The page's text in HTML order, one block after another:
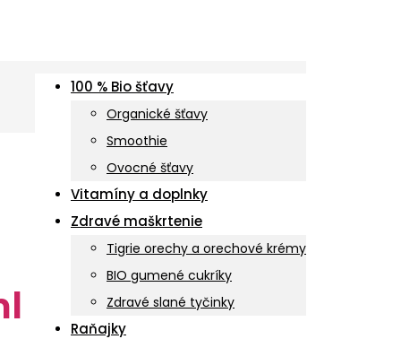
100 % Bio šťavy
Organické šťavy
Smoothie
Ovocné šťavy
Vitamíny a doplnky
Zdravé maškrtenie
Tigrie orechy a orechové krémy
BIO gumené cukríky
Zdravé slané tyčinky
Raňajky